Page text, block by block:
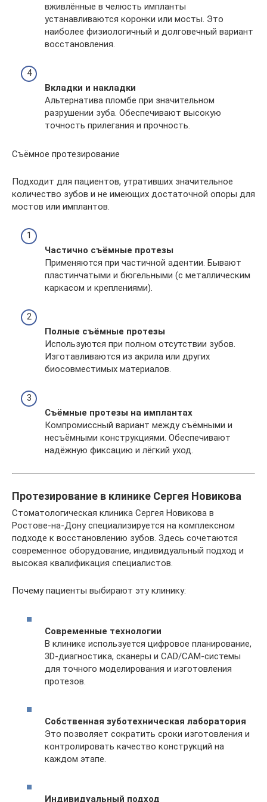
вживлённые в челюсть импланты
устанавливаются коронки или мосты. Это
наиболее физиологичный и долговечный вариант
восстановления.
Вкладки и накладки
Альтернатива пломбе при значительном
разрушении зуба. Обеспечивают высокую
точность прилегания и прочность.
Съёмное протезирование
Подходит для пациентов, утративших значительное
количество зубов и не имеющих достаточной опоры для
мостов или имплантов.
Частично съёмные протезы
Применяются при частичной адентии. Бывают
пластинчатыми и бюгельными (с металлическим
каркасом и креплениями).
Полные съёмные протезы
Используются при полном отсутствии зубов.
Изготавливаются из акрила или других
биосовместимых материалов.
Съёмные протезы на имплантах
Компромиссный вариант между съёмными и
несъёмными конструкциями. Обеспечивают
надёжную фиксацию и лёгкий уход.
Протезирование в клинике Сергея Новикова
Стоматологическая клиника Сергея Новикова в
Ростове-на-Дону специализируется на комплексном
подходе к восстановлению зубов. Здесь сочетаются
современное оборудование, индивидуальный подход и
высокая квалификация специалистов.
Почему пациенты выбирают эту клинику:
Современные технологии
В клинике используется цифровое планирование,
3D-диагностика, сканеры и CAD/CAM-системы
для точного моделирования и изготовления
протезов.
Собственная зуботехническая лаборатория
Это позволяет сократить сроки изготовления и
контролировать качество конструкций на
каждом этапе.
Индивидуальный подход